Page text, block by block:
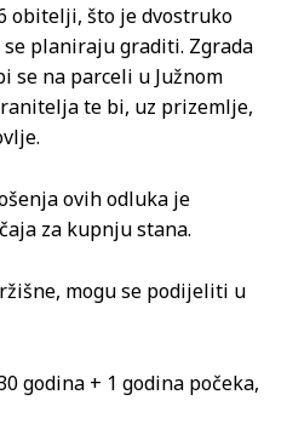
obitelji, što je dvostruko
planiraju graditi. Zgrada
se na parceli u Južnom
te bi, uz prizemlje,
ovih odluka je
za kupnju stana.
mogu se podijeliti u
godina + 1 godina počeka,